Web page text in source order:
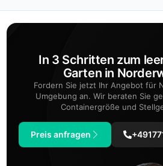
In 3 Schritten zum
Garten in
Fordern Sie jetzt Ihr Angebot für
Umgebung an. Wir beraten Sie
Containergröße und
Preis anfragen